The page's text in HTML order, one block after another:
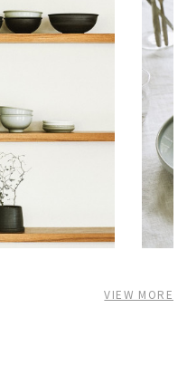
VIEW MORE